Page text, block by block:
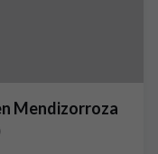
Mendizorroza